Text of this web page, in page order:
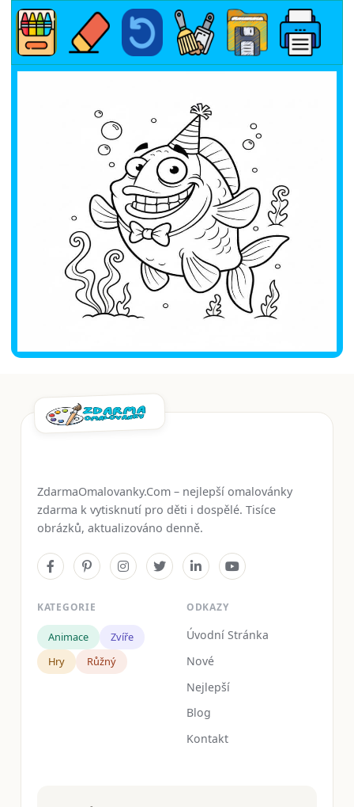
ZdarmaOmalovanky.Com – nejlepší omalovánky
zdarma k vytisknutí pro děti i dospělé. Tisíce
obrázků, aktualizováno denně.
KATEGORIE
Animace
Zvíře
Hry
Růžný
ODKAZY
Úvodní Stránka
Nové
Nejlepší
Blog
Kontakt